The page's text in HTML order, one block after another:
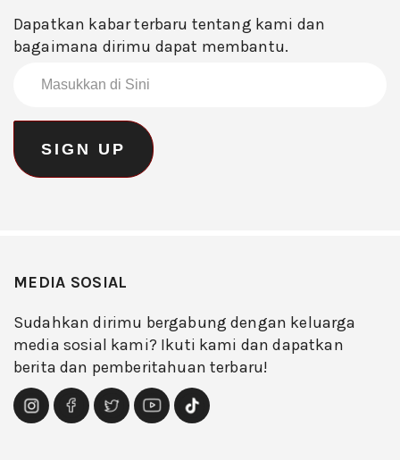
Dapatkan kabar terbaru tentang kami dan
bagaimana dirimu dapat membantu.
MEDIA SOSIAL
Sudahkan dirimu bergabung dengan keluarga
media sosial kami? Ikuti kami dan dapatkan
berita dan pemberitahuan terbaru!